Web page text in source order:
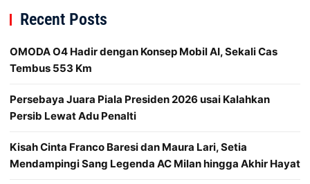
Recent Posts
OMODA O4 Hadir dengan Konsep Mobil AI, Sekali Cas
Tembus 553 Km
Persebaya Juara Piala Presiden 2026 usai Kalahkan
Persib Lewat Adu Penalti
Kisah Cinta Franco Baresi dan Maura Lari, Setia
Mendampingi Sang Legenda AC Milan hingga Akhir Hayat